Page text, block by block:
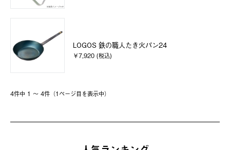
LOGOS 鉄の職人たき火パン24
￥7,920 (税込)
4件中 1 〜 4件（1ページ⽬を表⽰中）